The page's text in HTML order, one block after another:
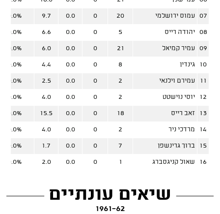
07 עמוס ירושלמי 20
0
0.0
9.7
0.0%
08 יהודה רייס 5
0
0.0
6.6
0.0%
09 עמיר קמיאל 21
0
0.0
6.0
0.0%
10 גינדין 8
0
0.0
4.4
0.0%
11 עמירם וילנאי 2
0
0.0
2.5
0.0%
12 יוסי נוישטט 2
0
0.0
4.0
0.0%
13 זאב רייס 18
0
0.0
15.5
0.0%
14 מרדכי ניר 2
0
0.0
4.0
0.0%
15 ברוך גרינשפן 7
0
0.0
1.7
0.0%
16 שאול קניגסברג 1
0
0.0
2.0
0.0%
שיאים עונתיים
1961-62